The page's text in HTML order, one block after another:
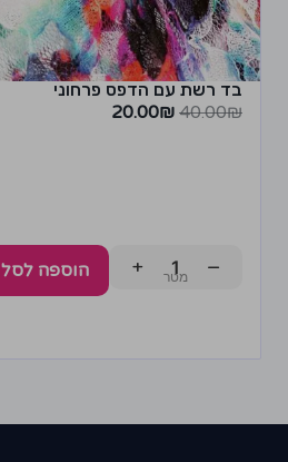
בד רשת עם הדפס פרחוני
40.00₪
20.00₪
−
+ הוספה לסל